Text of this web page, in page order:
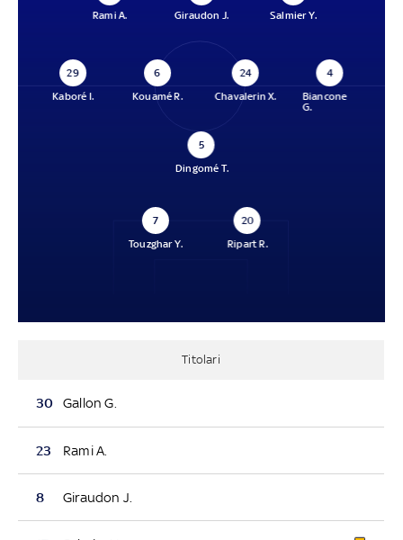
Rami A.
Giraudon J.
Salmier Y.
29
Kaboré I.
6
Kouamé R.
24
Chavalerin X.
4
Biancone
G.
5
Dingomé T.
7
Touzghar Y.
20
Ripart R.
Titolari
30 Gallon G.
23 Rami A.
8 Giraudon J.